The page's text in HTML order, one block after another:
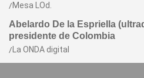
Mesa LOd.
Abelardo De la Espriella
presidente de Colombia
La ONDA digital